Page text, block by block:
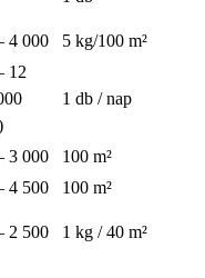
4 000 5 kg/100 m²
12
1 db / nap
3 000
100 m²
4 500
100 m²
2 500 1 kg / 40 m²